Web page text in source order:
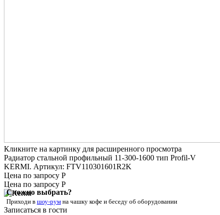
Кликните на картинку для расширенного просмотра
Радиатор стальной профильный 11-300-1600 тип Profil-V
KERMI. Артикул: FTV110301601R2K
Цена по запросу Р
Цена по запросу Р
Сложно выбрать?
Приходи в шоу-рум на чашку кофе и беседу об оборудовании
Записаться в гости